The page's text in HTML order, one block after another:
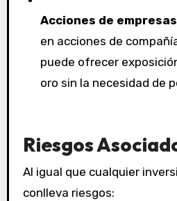
Acciones de
en acciones de
puede ofrecer
oro sin la necesidad de
Riesgos
Al igual que cualquier
conlleva riesgos: